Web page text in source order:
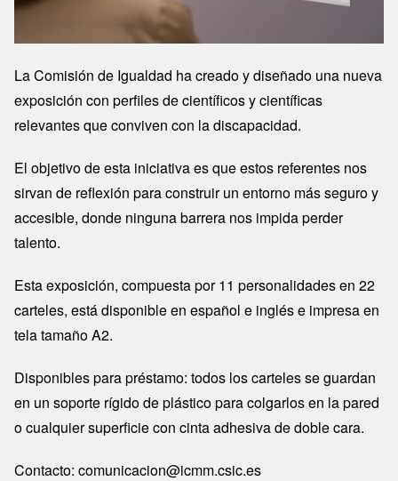
La Comisión de Igualdad ha creado y diseñado una nueva
exposición con perfiles de científicos y científicas
relevantes que conviven con la discapacidad.
El objetivo de esta iniciativa es que estos referentes nos
sirvan de reflexión para construir un entorno más seguro y
accesible, donde ninguna barrera nos impida perder
talento.
Esta exposición, compuesta por 11 personalidades en 22
carteles, está disponible en español e inglés e impresa en
tela tamaño A2.
Disponibles para préstamo: todos los carteles se guardan
en un soporte rígido de plástico para colgarlos en la pared
o cualquier superficie con cinta adhesiva de doble cara.
Contacto: comunicacion@icmm.csic.es